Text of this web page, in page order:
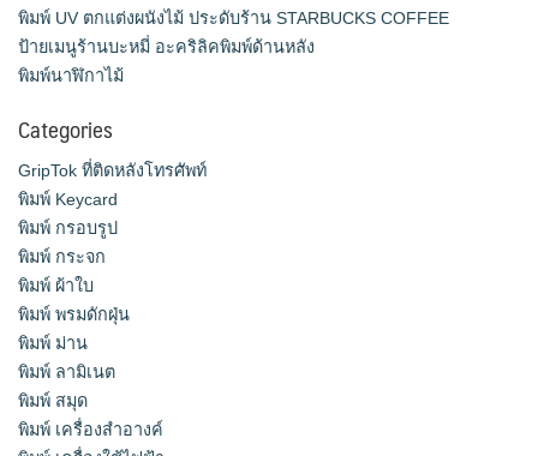
พิมพ์ UV ตกแต่งผนังไม้ ประดับร้าน STARBUCKS COFFEE
ป้ายเมนูร้านบะหมี่ อะคริลิคพิมพ์ด้านหลัง
พิมพ์นาฬิกาไม้
Categories
GripTok ที่ติดหลังโทรศัพท์
พิมพ์ Keycard
พิมพ์ กรอบรูป
พิมพ์ กระจก
พิมพ์ ผ้าใบ
พิมพ์ พรมดักฝุ่น
พิมพ์ ม่าน
พิมพ์ ลามิเนต
พิมพ์ สมุด
พิมพ์ เครื่องสําอางค์